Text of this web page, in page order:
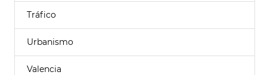
Tráfico
Urbanismo
Valencia